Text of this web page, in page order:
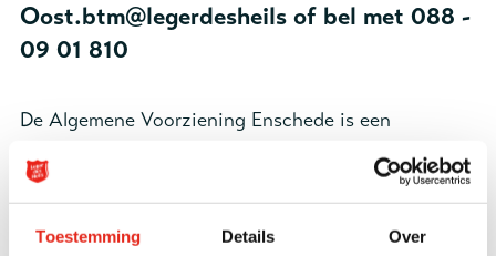
Toestemming Details Over
Oost.btm@legerdesheils of bel met 088 -
09 01 810
De Algemene Voorziening Enschede is een
gezamenlijk initiatief tussen het Leger des Heils en
de gemeente Enschede. Inwoners van Enschede
laagdrempelige ondersteuning op maat. De